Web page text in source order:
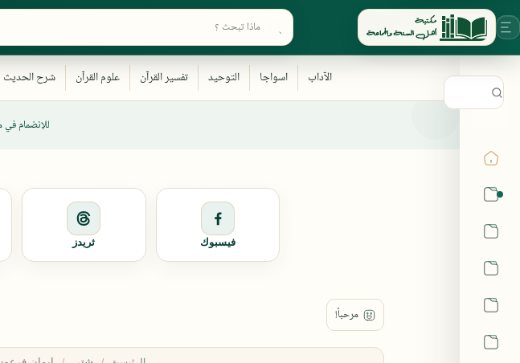
ابحث في أقسام المكتبة
للإنضمام
فيسبوك ثريدز